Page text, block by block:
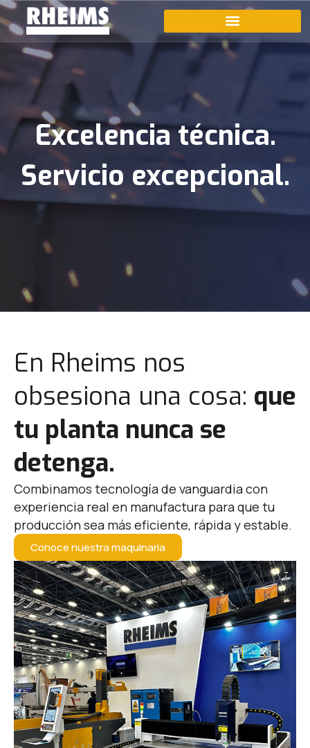
Excelencia técnica.
Servicio excepcional.
En Rheims nos
obsesiona una cosa: que
tu planta nunca se
detenga.
Combinamos tecnología de vanguardia con
experiencia real en manufactura para que tu
producción sea más eficiente, rápida y estable.
Conoce nuestra maquinaria